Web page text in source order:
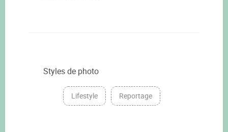
Styles de photo
Lifestyle Reportage